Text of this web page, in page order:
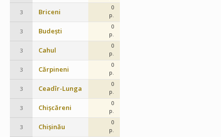
3 Briceni
0
p.
3 Budești
0
p.
3 Cahul
0
p.
3 Cărpineni
0
p.
3 Ceadîr-Lunga
0
p.
3 Chișcăreni
0
p.
3 Chișinău
0
p.